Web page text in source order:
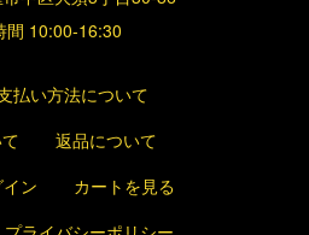
間 10:00-16:30
払い方法について
返品について
ン
カートを見る